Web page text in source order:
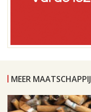
MEER MAATSCHAPPIJ